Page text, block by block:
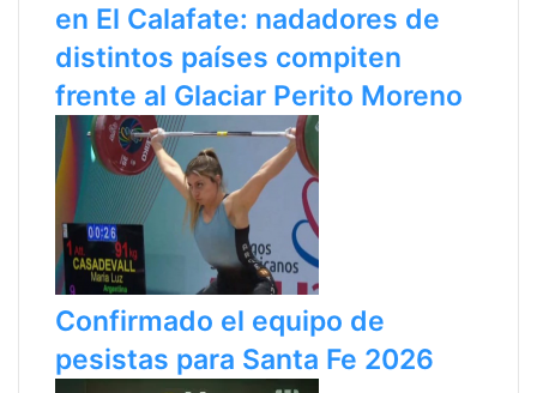
en El Calafate: nadadores de
distintos países compiten
frente al Glaciar Perito Moreno
Confirmado el equipo de
pesistas para Santa Fe 2026